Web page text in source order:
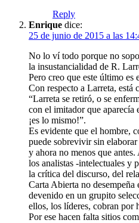
Reply
Enrique dice:
25 de junio de 2015 a las
No lo ví todo porque no
la insustancialidad de R.
Pero creo que este último es
Con respecto a Larreta, está
“Larreta se retiró, o se
con el imitador que aparecía
¡es lo mismo!”.
Es evidente que el hombre,
puede sobrevivir sin
y ahora no menos que
los analistas -intelectuales y
la crítica del discurso, del
Carta Abierta no desempeña
devenido en un grupito
ellos, los líderes, cobran por
Por ese hacen falta sitios